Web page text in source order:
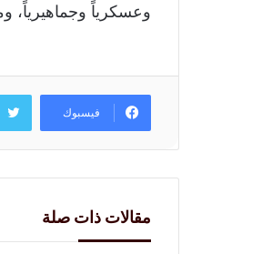
وعسكرياً وجماهيرياً،
فيسبوك
مقالات ذات صلة